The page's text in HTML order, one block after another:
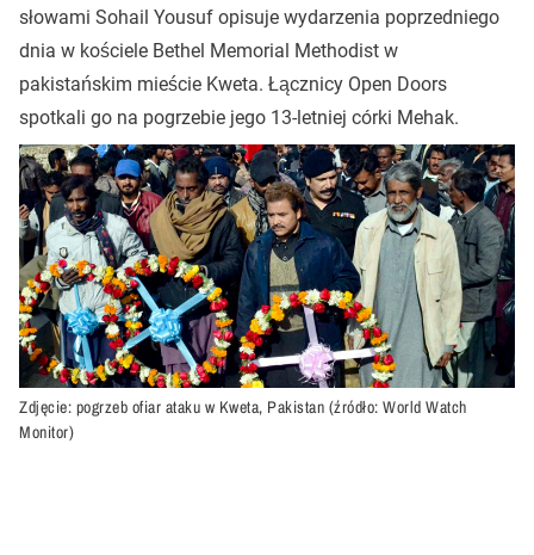
słowami Sohail Yousuf opisuje wydarzenia poprzedniego
dnia w kościele Bethel Memorial Methodist w
pakistańskim mieście Kweta. Łącznicy Open Doors
spotkali go na pogrzebie jego 13-letniej córki Mehak.
Zdjęcie: pogrzeb ofiar ataku w Kweta, Pakistan (źródło: World Watch
Monitor)